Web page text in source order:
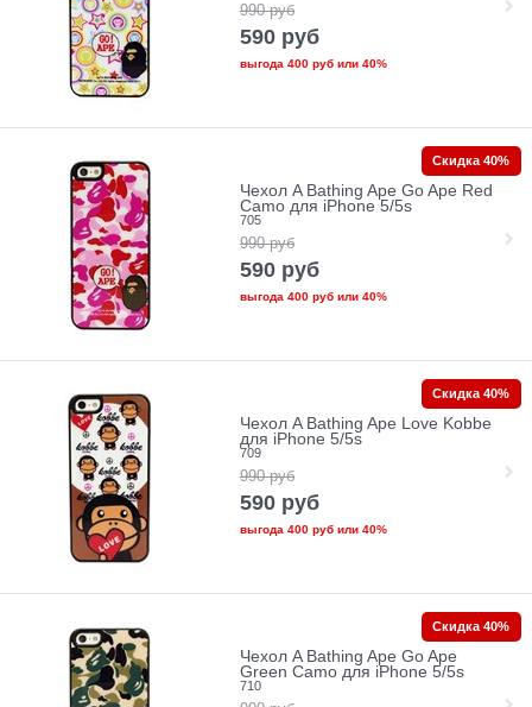
990 руб
590 руб
выгода 400 рубили 40%
Чехол A Bathing Ape Go Ape Red
Camo для iPhone 5/5s
705
990 руб
590 руб
выгода 400 рубили 40%
Скидка 40%
Чехол A Bathing Ape Love Kobbe
для iPhone 5/5s
709
990 руб
590 руб
выгода 400 рубили 40%
Скидка 40%
Чехол A Bathing Ape Go Ape
Green Camo для iPhone 5/5s
710
Скидка 40%